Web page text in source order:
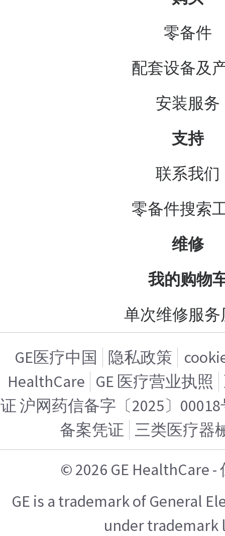
零备件
配套设备及
安装服务
支持
联系我们
零备件搜索
维修
我的购物
单次维修服务
GE医疗中国 隐私政策
HealthCare GE 医疗营业执照
证 沪网药信备字〔2025〕
备案凭证 三类医疗器
© 2026 GE HealthCare
GE is a trademark of General
under trademark